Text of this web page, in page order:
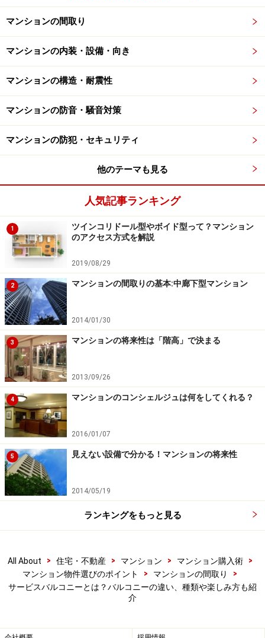
サービスバルコニーとは小さいバルコニー
のこと
「サービスバルコニー」と表記されている部分は奥行き
が1メートル以下と浅く、人が何か作業をする場という
想定はなく、空調室外機を置くか、なにか物を置く程度
場所に設けられることもほとんどありません。しかし、
マンションで「物が置ける」というのは大きな利点。窓
も、あった方がよい施設の一つです。
理想的なバルコニーの奥行きは？
バルコニーはあまり奥行きがあると窓の上にそれだけ深
い軒があるのと同じことになり、部屋の日当たりに影響
が出ます。奥行きが1.8～2メートルもあればバルコニー
として空間的にゆとりを感じることができ、部屋の日当
たりにもあまり影響がない範囲ですので、その程度あれ
ば充分ではないかと思います。
マンションの間取り
マンションの内装・設備・向き
マンションの構造・耐震性
マンションの防音・騒音対策
マンションの防犯・セキュリティ
他のテーマも見る
人気記事ランキング
1
ツインコリドール型やボイド型って？マンション
のアクセス方式を解説
2019/08/29
2 マンションの間取りの基本:中廊下型マンション
2014/01/30
3 マンションの将来性は「階高」で決まる
2013/09/26
4 マンションのコンシェルジュは何をしてくれる？
2016/01/07
5 見えない設備で分かる！マンションの将来性
2014/05/19
ランキングをもっと見る
All About > 住宅・不動産 > マンション > マンション購入術
>
マンション物件選びのポイント
> マンションの間取り
>
サービスバルコニーとは？バルコニーの違い、種類や楽しみ方も紹
介